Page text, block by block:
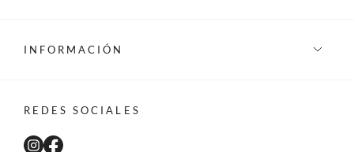
INFORMACIÓN
REDES SOCIALES